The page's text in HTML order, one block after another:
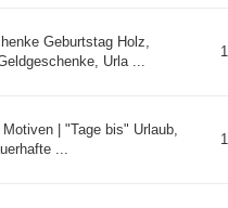
Geburtstag Holz,
Urla ...
| "Tage bis" Urlaub,
...